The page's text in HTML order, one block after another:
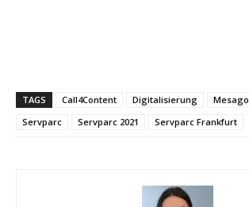
TAGS Call4Content Digitalisierung Mesago
Servparc
Servparc 2021 Servparc Frankfurt